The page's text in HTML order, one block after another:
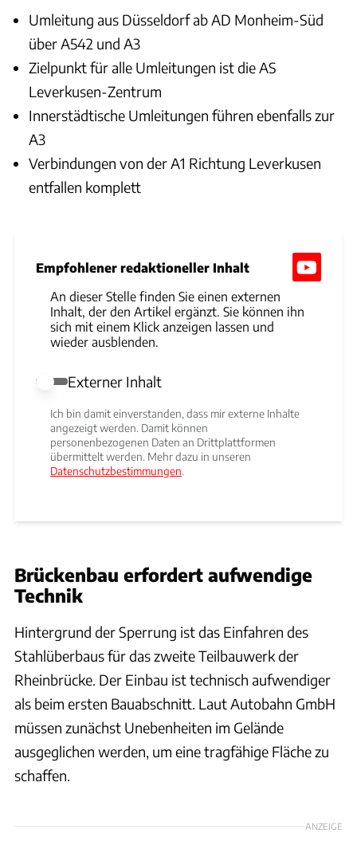
Umleitung aus Düsseldorf ab AD Monheim-Süd
über A542 und A3
Zielpunkt für alle Umleitungen ist die AS
Leverkusen-Zentrum
Innerstädtische Umleitungen führen ebenfalls zur
A3
Verbindungen von der A1 Richtung Leverkusen
entfallen komplett
Empfohlener redaktioneller Inhalt
An dieser Stelle finden Sie einen externen
Inhalt, der den Artikel ergänzt. Sie können ihn
sich mit einem Klick anzeigen lassen und
wieder ausblenden.
Externer Inhalt erlauben
Externer Inhalt
Ich bin damit einverstanden, dass mir externe Inhalte
angezeigt werden. Damit können
personenbezogenen Daten an Drittplattformen
übermittelt werden. Mehr dazu in unseren
Datenschutzbestimmungen.
Brückenbau erfordert aufwendige
Technik
Hintergrund der Sperrung ist das Einfahren des
Stahlüberbaus für das zweite Teilbauwerk der
Rheinbrücke. Der Einbau ist technisch aufwendiger
als beim ersten Bauabschnitt. Laut Autobahn GmbH
müssen zunächst Unebenheiten im Gelände
ausgeglichen werden, um eine tragfähige Fläche zu
schaffen.
ANZEIGE